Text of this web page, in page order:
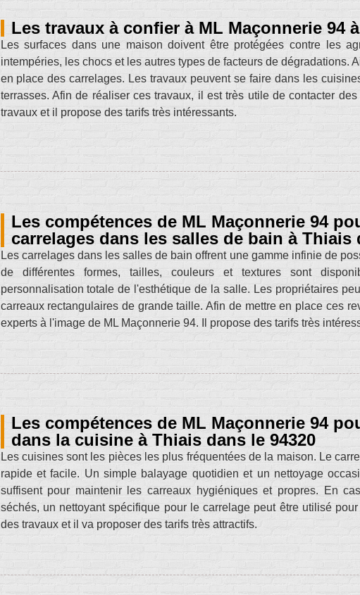
Les travaux à confier à ML Maçonnerie 94
Les surfaces dans une maison doivent être protégées contre les
intempéries, les chocs et les autres types de facteurs de dégradations.
en place des carrelages. Les travaux peuvent se faire dans les
terrasses. Afin de réaliser ces travaux, il est très utile de contacter
travaux et il propose des tarifs très intéressants.
Les compétences de ML Maçonnerie 94
carrelages dans les salles de bain à Thiais
Les carrelages dans les salles de bain offrent une gamme infinie de
de différentes formes, tailles, couleurs et textures sont
personnalisation totale de l'esthétique de la salle. Les propriétaires
carreaux rectangulaires de grande taille. Afin de mettre en place ces
experts à l'image de ML Maçonnerie 94. Il propose des tarifs très
Les compétences de ML Maçonnerie 94
dans la cuisine à Thiais dans le 94320
Les cuisines sont les pièces les plus fréquentées de la maison. Le
rapide et facile. Un simple balayage quotidien et un nettoyage
suffisent pour maintenir les carreaux hygiéniques et propres. En
séchés, un nettoyant spécifique pour le carrelage peut être utilisé
des travaux et il va proposer des tarifs très attractifs.